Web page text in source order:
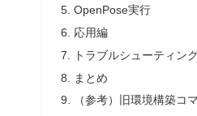
OpenPose実行
応用編
トラブルシューティン
まとめ
（参考）旧環境構築コ